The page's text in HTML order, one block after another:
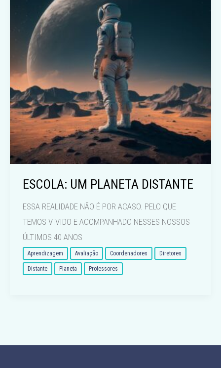
ESCOLA: UM PLANETA DISTANTE
ESSA REALIDADE NÃO É POR ACASO. PELO QUE
TEMOS VIVIDO E ACOMPANHADO NESSES NOSSOS
ÚLTIMOS 40 ANOS
Aprendizagem Avaliação Coordenadores Diretores
Distante Planeta Professores